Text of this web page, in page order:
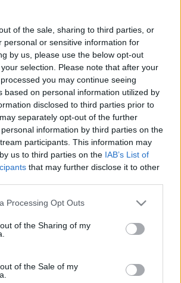
of the sale, sharing to third parties, or
personal or sensitive information for
by us, please use the below opt-out
selection. Please note that after your
you may continue seeing
based on personal information utilized by
disclosed to third parties prior to
separately opt-out of the further
information by third parties on the
participants. This information may
us to third parties on the IAB’s List of
that may further disclose it to other
website/app uses one or more Google
visit or usage behaviour. You may click to
to Google and its third-party tags to
specified purposes in below Google
Processing Opt Outs
of the Sharing of my
of the Sale of my
jelszó?
fiókkal rendelkezel?
és jelszóval, majd állj át
rendszerre.
05. 01. 22:02
jobb mint Verstappen. Ja